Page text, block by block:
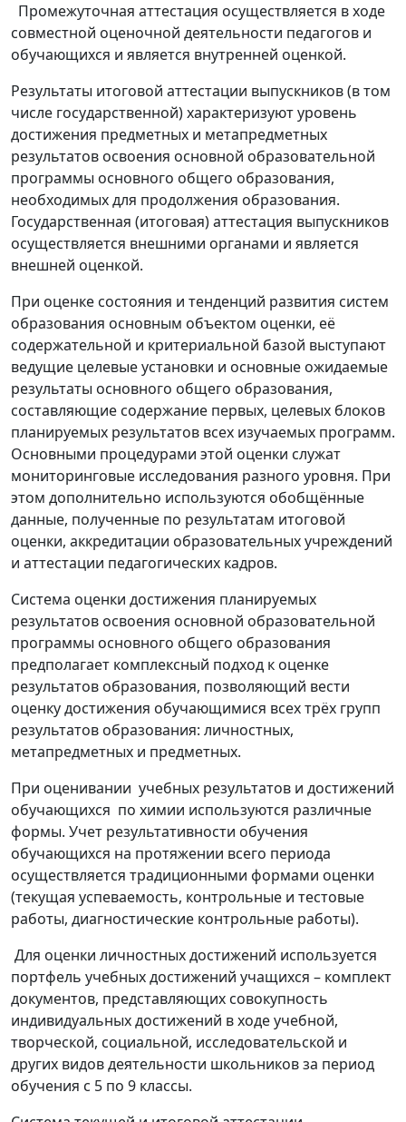
Промежуточная аттестация осуществляется в ходе
совместной оценочной деятельности педагогов и
обучающихся и является внутренней оценкой.
Результаты итоговой аттестации выпускников (в том
числе государственной) характеризуют уровень
достижения предметных и метапредметных
результатов освоения основной образовательной
программы основного общего образования,
необходимых для продолжения образования.
Государственная (итоговая) аттестация выпускников
осуществляется внешними органами и является
внешней оценкой.
При оценке состояния и тенденций развития систем
образования основным объектом оценки, её
содержательной и критериальной базой выступают
ведущие целевые установки и основные ожидаемые
результаты основного общего образования,
составляющие содержание первых, целевых блоков
планируемых результатов всех изучаемых программ.
Основными процедурами этой оценки служат
мониторинговые исследования разного уровня. При
этом дополнительно используются обобщённые
данные, полученные по результатам итоговой
оценки, аккредитации образовательных учреждений
и аттестации педагогических кадров.
Система оценки достижения планируемых
результатов освоения основной образовательной
программы основного общего образования
предполагает комплексный подход к оценке
результатов образования, позволяющий вести
оценку достижения обучающимися всех трёх групп
результатов образования: личностных,
метапредметных и предметных.
При оценивании учебных результатов и достижений
обучающихся по химии используются различные
формы. Учет результативности обучения
обучающихся на протяжении всего периода
осуществляется традиционными формами оценки
(текущая успеваемость, контрольные и тестовые
работы, диагностические контрольные работы).
Для оценки личностных достижений используется
портфель учебных достижений учащихся – комплект
документов, представляющих совокупность
индивидуальных достижений в ходе учебной,
творческой, социальной, исследовательской и
других видов деятельности школьников за период
обучения с 5 по 9 классы.